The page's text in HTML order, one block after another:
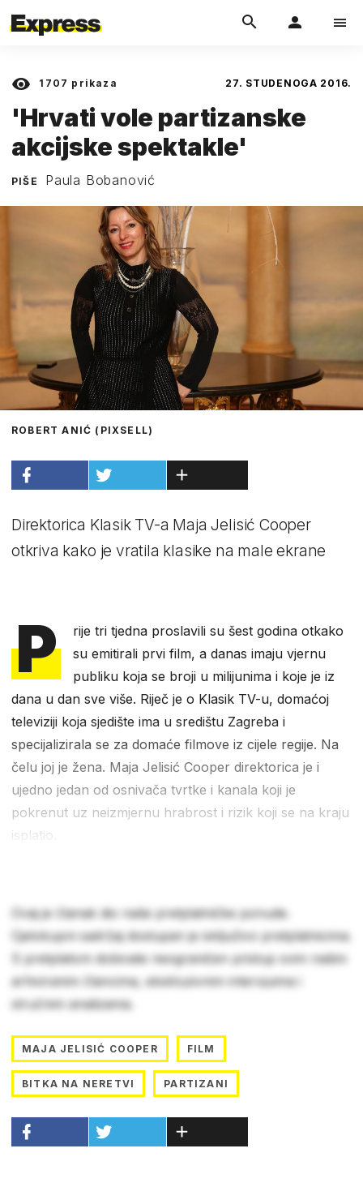
1707 prikaza 27. STUDENOGA 2016.
'Hrvati vole partizanske
akcijske spektakle'
PIŠE Paula Bobanović
ROBERT ANIĆ (PIXSELL)
Direktorica Klasik TV-a Maja Jelisić Cooper
otkriva kako je vratila klasike na male ekrane
P
rije tri tjedna proslavili su šest godina otkako
su emitirali prvi film, a danas imaju vjernu
publiku koja se broji u milijunima i koje je iz
dana u dan sve više. Riječ je o Klasik TV-u, domaćoj
televiziji koja sjedište ima u središtu Zagreba i
specijalizirala se za domaće filmove iz cijele regije. Na
čelu joj je žena. Maja Jelisić Cooper direktorica je i
ujedno jedan od osnivača tvrtke i kanala koji je
pokrenut uz neizmjernu hrabrost i rizik koji se na kraju
isplatio.
Ovaj je članak dio naše pretplatničke ponude.
Cjelokupni sadržaj dostupan je isključivo pretplatnicima.
S pretplatom dobivate neograničen pristup svim našim
arhiviranim člancima, ekskluzivnim intervjuima i
stručnim analizama.
MAJA JELISIĆ COOPER FILM
BITKA NA NERETVI PARTIZANI